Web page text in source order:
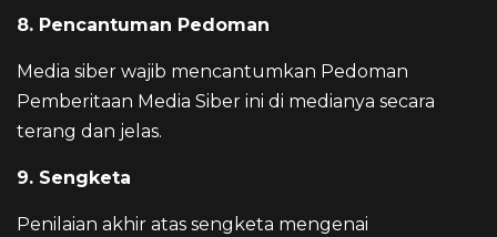
8. Pencantuman Pedoman
Media siber wajib mencantumkan Pedoman
Pemberitaan Media Siber ini di medianya secara
terang dan jelas.
9. Sengketa
Penilaian akhir atas sengketa mengenai